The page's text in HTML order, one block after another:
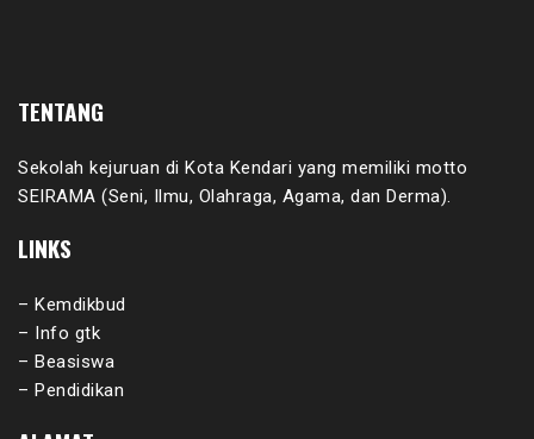
TENTANG
Sekolah kejuruan di Kota Kendari yang memiliki motto
SEIRAMA (Seni, Ilmu, Olahraga, Agama, dan Derma).
LINKS
– Kemdikbud
– Info gtk
– Beasiswa
– Pendidikan